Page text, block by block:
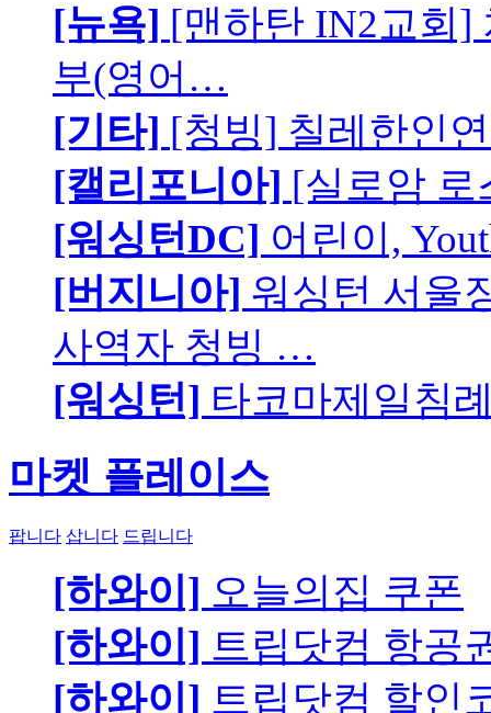
[뉴욕] [맨하탄 IN2교회]
부(영어…
[기타] [청빙] 칠레한인
[캘리포니아] [실로암 로
[워싱턴DC] 어린이,
[버지니아] 워싱턴 서울
사역자 청빙 …
[워싱턴] 타코마제일침
마켓 플레이스
팝니다 삽니다 드립니다
[하와이] 오늘의집 쿠폰
[하와이] 트립닷컴 항공
[하와이] 트립닷컴 할인